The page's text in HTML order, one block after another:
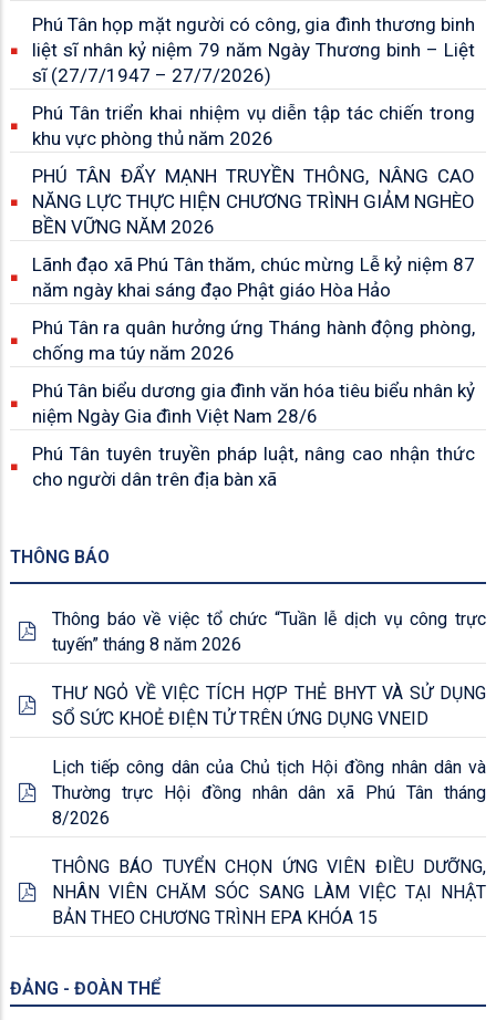
Phú Tân họp mặt người có công, gia đình thương binh
liệt sĩ nhân kỷ niệm 79 năm Ngày Thương binh – Liệt
sĩ (27/7/1947 – 27/7/2026)
Phú Tân triển khai nhiệm vụ diễn tập tác chiến trong
khu vực phòng thủ năm 2026
PHÚ TÂN ĐẨY MẠNH TRUYỀN THÔNG, NÂNG CAO
NĂNG LỰC THỰC HIỆN CHƯƠNG TRÌNH GIẢM NGHÈO
BỀN VỮNG NĂM 2026
Lãnh đạo xã Phú Tân thăm, chúc mừng Lễ kỷ niệm 87
năm ngày khai sáng đạo Phật giáo Hòa Hảo
Phú Tân ra quân hưởng ứng Tháng hành động phòng,
chống ma túy năm 2026
Phú Tân biểu dương gia đình văn hóa tiêu biểu nhân kỷ
niệm Ngày Gia đình Việt Nam 28/6
Phú Tân tuyên truyền pháp luật, nâng cao nhận thức
cho người dân trên địa bàn xã
THÔNG BÁO
Thông báo về việc tổ chức “Tuần lễ dịch vụ công trực
tuyến” tháng 8 năm 2026
THƯ NGỎ VỀ VIỆC TÍCH HỢP THẺ BHYT VÀ SỬ DỤNG
SỔ SỨC KHOẺ ĐIỆN TỬ TRÊN ỨNG DỤNG VNEID
Lịch tiếp công dân của Chủ tịch Hội đồng nhân dân và
Thường trực Hội đồng nhân dân xã Phú Tân tháng
8/2026
THÔNG BÁO TUYỂN CHỌN ỨNG VIÊN ĐIỀU DƯỠNG,
NHÂN VIÊN CHĂM SÓC SANG LÀM VIỆC TẠI NHẬT
BẢN THEO CHƯƠNG TRÌNH EPA KHÓA 15
ĐẢNG - ĐOÀN THỂ